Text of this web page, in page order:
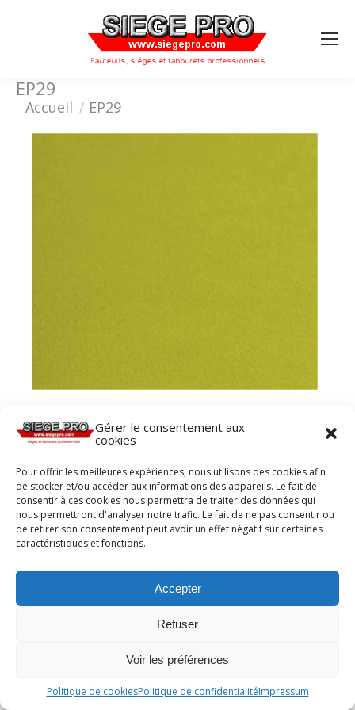
Gérer le consentement aux
cookies
Pour offrir les meilleures expériences, nous utilisons des cookies afin
de stocker et/ou accéder aux informations des appareils. Le fait de
consentir à ces cookies nous permettra de traiter des données qui
nous permettront d'analyser notre trafic. Le fait de ne pas consentir ou
de retirer son consentement peut avoir un effet négatif sur certaines
caractéristiques et fonctions.
Accepter
Refuser
Voir les préférences
Politique de cookiesPolitique de confidentialitéImpressum
EP29
Vous êtes ici :
Accueil EP29